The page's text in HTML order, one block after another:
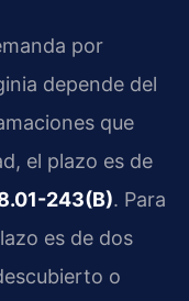
por
depende del
que
el plazo es de
243(B). Para
es de dos
o